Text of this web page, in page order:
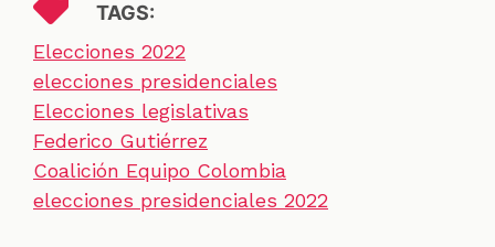
TAGS:
Elecciones 2022
elecciones presidenciales
Elecciones legislativas
Federico Gutiérrez
Coalición Equipo Colombia
elecciones presidenciales 2022